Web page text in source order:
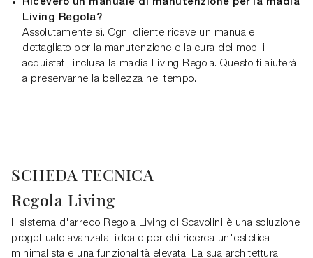
Riceverò un manuale di manutenzione per la madia
Living Regola?
Assolutamente sì. Ogni cliente riceve un manuale
dettagliato per la manutenzione e la cura dei mobili
acquistati, inclusa la madia Living Regola. Questo ti aiuterà
a preservarne la bellezza nel tempo.
SCHEDA TECNICA
Regola Living
Il sistema d'arredo Regola Living di Scavolini è una soluzione
progettuale avanzata, ideale per chi ricerca un'estetica
minimalista e una funzionalità elevata. La sua architettura